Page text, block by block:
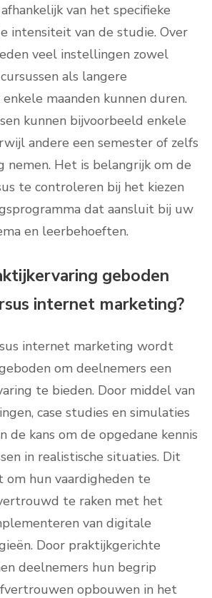
van het specifieke
intensiteit van de studie. Over
veel instellingen zowel
als langere
enkele maanden kunnen duren.
kunnen bijvoorbeeld enkele
andere een semester of zelfs
nemen. Het is belangrijk om de
te controleren bij het kiezen
dat aansluit bij uw
en leerbehoeften.
geboden
internet marketing?
internet marketing wordt
om deelnemers een
te bieden. Door middel van
case studies en simulaties
de kans om de opgedane kennis
in realistische situaties. Dit
hun vaardigheden te
te raken met het
van digitale
Door praktijkgerichte
deelnemers hun begrip
opbouwen in het